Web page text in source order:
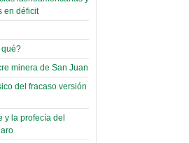
Octubre 2022
San Andrés”
con coraje
14 Septiembre 2022
a dirigentes de
de Docentes
14 Agosto 2022
álbum de
fotos
8)
19 Junio 2019
en déficit
qué?
minera de San Juan
del fracaso versión
y la profecía del